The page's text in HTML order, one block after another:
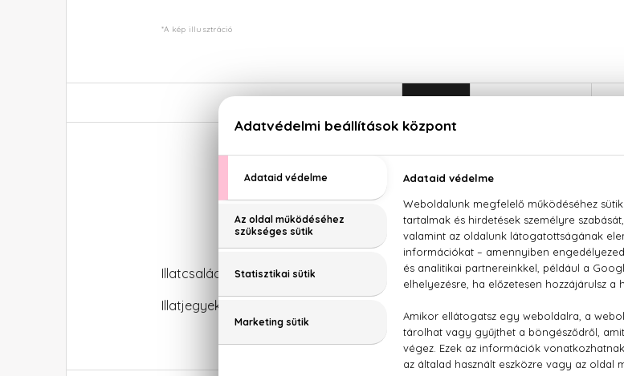
*A kép illusztráció
Giorgio Armani Armani Code Luna Eau
Illatcsalád: Virágos
Illatjegyek: Bergamott, zöld jegyek, keserűnarancs, körte, narancsvirág,